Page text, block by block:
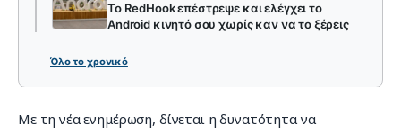
To RedHook επέστρεψε και ελέγχει το
Android κινητό σου χωρίς καν να το ξέρεις
Όλο το χρονικό
Με τη νέα ενημέρωση, δίνεται η δυνατότητα να